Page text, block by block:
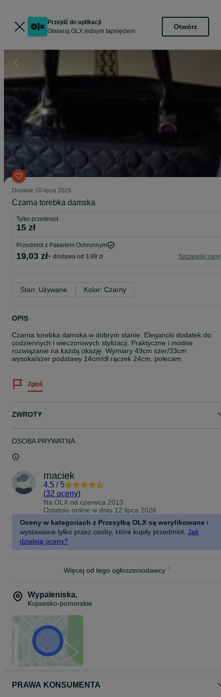
Przejdź do aplikacji
Otwieraj OLX jednym tapnięciem
Otwórz
Dodane 10 lipca 2026
Czarna torebka damska
Tylko przedmiot
15 zł
Przedmiot z Pakietem Ochronnym
19,03 zł+ dostawa od 3,99 zł Szczegóły ceny
Stan: Używane Kolor: Czarny
OPIS
Czarna torebka damska w dobrym stanie. Elegancki dodatek do
codziennych i wieczorowych stylizacji. Praktyczne i modne
rozwiązanie na każdą okazję. Wymiary 49cm szer/33cm
wysoka/szer podstawy 14cm/dł rączek 24cm, polecam
Zgłoś
ZWROTY
OSOBA PRYWATNA
maciek
4.5 / 5
(32 oceny)
Na OLX od czerwca 2013
Ostatnio online w dniu 12 lipca 2026
Oceny w kategoriach z Przesyłką OLX są weryfikowane i
wystawiane tylko przez osoby, które kupiły przedmiot. Jak
działają oceny?
Więcej od tego ogłoszeniodawcy
Wypaleniska,
Kujawsko-pomorskie
PRAWA KONSUMENTA